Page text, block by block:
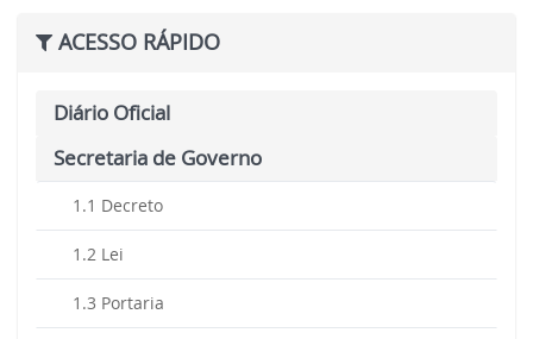
ACESSO RÁPIDO
Diário Oficial
Secretaria de Governo
1.1 Decreto
1.2 Lei
1.3 Portaria